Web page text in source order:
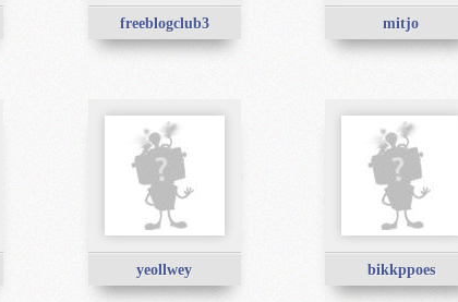
freeblogclub3 mitjo
yeollwey bikkppoes